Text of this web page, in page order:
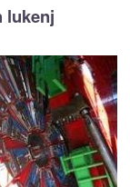
lukenj